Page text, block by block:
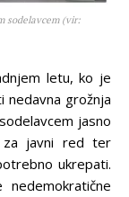
sodelavcem (vir:
letu, ko je
nedavna grožnja
jasno
za javni red ter
ukrepati.